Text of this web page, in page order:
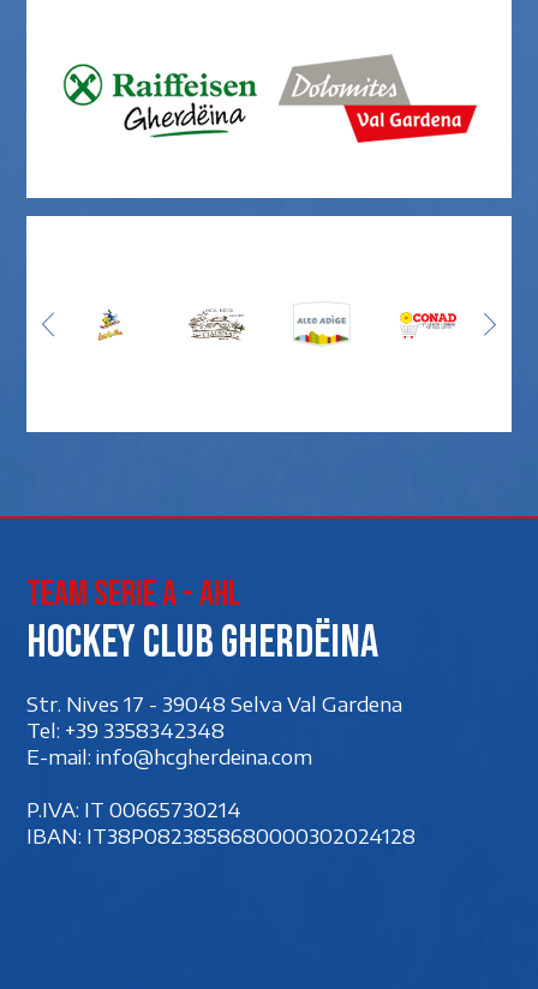
Team Serie A - AHL
Hockey club Gherdëina
Str. Nives 17 - 39048 Selva Val Gardena
Tel: +39 3358342348
E-mail: info@hcgherdeina.com
P.IVA: IT 00‍665730214
IBAN: IT38P0823858680000302024128